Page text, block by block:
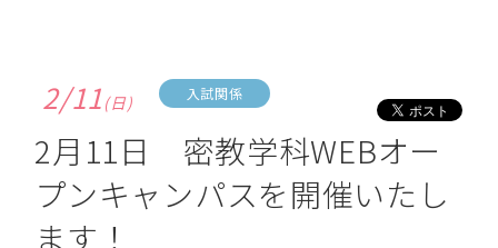
社会・地域連携
2/11 (日) 入試関係
2月11日 密教学科WEBオー
プンキャンパスを開催いたし
ます！